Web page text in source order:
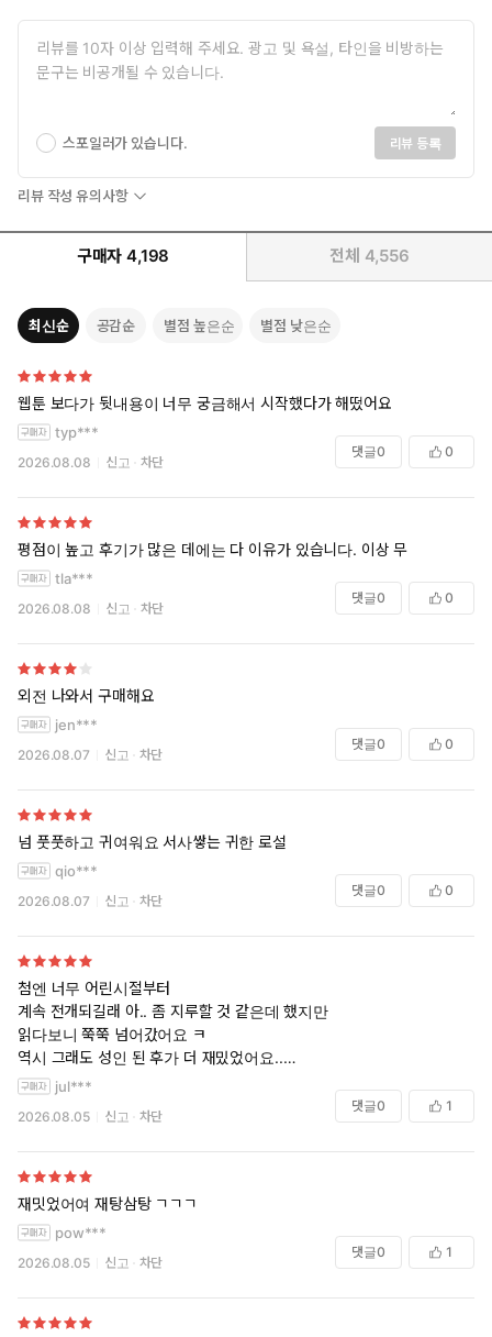
스포일러가 있습니다. 리뷰 등록
리뷰 작성 유의사항
구매자 4,198 전체 4,556
최신순 공감순 별점 높은순 별점 낮은순
웹툰 보다가 뒷내용이 너무 궁금해서 시작했다가 해떴어요
typ***
2026.08.08 신고 차단
댓글0 0
평점이 높고 후기가 많은 데에는 다 이유가 있습니다. 이상 무
tla***
2026.08.08 신고 차단
댓글0 0
외전 나와서 구매해요
jen***
2026.08.07 신고 차단
댓글0 0
넘 풋풋하고 귀여워요 서사쌓는 귀한 로설
qio***
2026.08.07 신고 차단
댓글0 0
첨엔 너무 어린시절부터
계속 전개되길래 아.. 좀 지루할 것 같은데 했지만
읽다보니 쭉쭉 넘어갔어요 ㅋ
역시 그래도 성인 된 후가 더 재밌었어요..
우리나라와 다른 학교생활과 용어가 새롭기도하고 어려운듯도 하지만 그
결국 1권먼저 보고 결정해야지 한게 쭈욱 쉬지않고 외전까지 몰입하게 되
었네요, 헌터시점 조금 더 길었어도 좋았을듯 ㅋ
jul***
2026.08.05 신고 차단
댓글0 1
재밋었어여 재탕삼탕 ㄱㄱㄱ
pow***
2026.08.05 신고 차단
댓글0 1